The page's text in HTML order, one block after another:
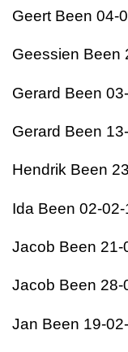
Geert Been 04-
Geessien Been
Gerard Been
Gerard Been
Hendrik Been
Ida Been 02-
Jacob Been
Jacob Been
Jan Been 19-